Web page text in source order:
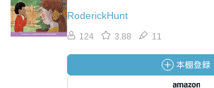
RoderickHunt
124 3.88 11